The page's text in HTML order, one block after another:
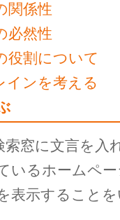
関係性
必然性
役割について
インを考える
窓に文言を入
いるホームペ
表示すること